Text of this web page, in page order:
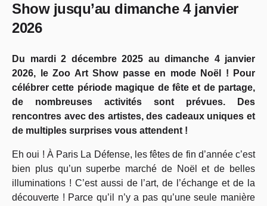
Show jusqu’au dimanche 4 janvier
2026
Du mardi 2 décembre 2025 au dimanche 4 janvier
2026, le Zoo Art Show passe en mode Noël ! Pour
célébrer cette période magique de fête et de partage,
de nombreuses activités sont prévues. Des
rencontres avec des artistes, des cadeaux uniques et
de multiples surprises vous attendent !
Eh oui ! À Paris La Défense, les fêtes de fin d’année c’est
bien plus qu’un superbe marché de Noël et de belles
illuminations ! C’est aussi de l’art, de l’échange et de la
découverte ! Parce qu’il n’y a pas qu’une seule manière